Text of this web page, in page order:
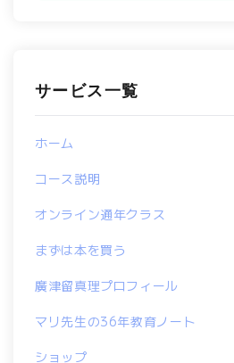
サービス一覧
ホーム
コース説明
オンライン通年クラス
まずは本を買う
廣津留真理プロフィール
マリ先生の36年教育ノート
ショップ